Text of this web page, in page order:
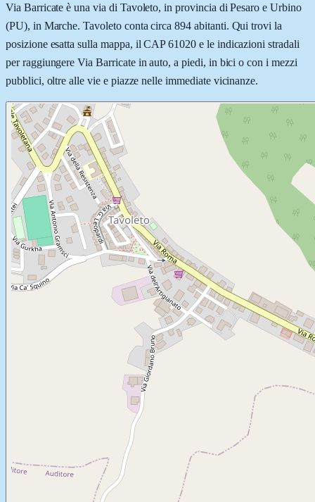
Via Barricate è una via di Tavoleto, in provincia di Pesaro e Urbino
(PU), in Marche. Tavoleto conta circa 894 abitanti. Qui trovi la
posizione esatta sulla mappa, il CAP 61020 e le indicazioni stradali
per raggiungere Via Barricate in auto, a piedi, in bici o con i mezzi
pubblici, oltre alle vie e piazze nelle immediate vicinanze.